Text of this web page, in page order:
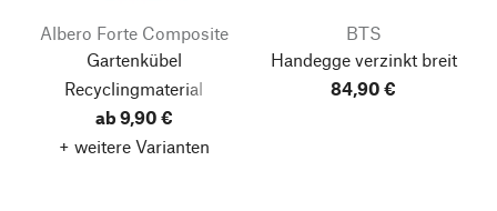
Albero Forte Composite
Gartenkübel
Recyclingmaterial
ab 9,90 €
+ weitere Varianten
BTS
Handegge verzinkt breit
84,90 €